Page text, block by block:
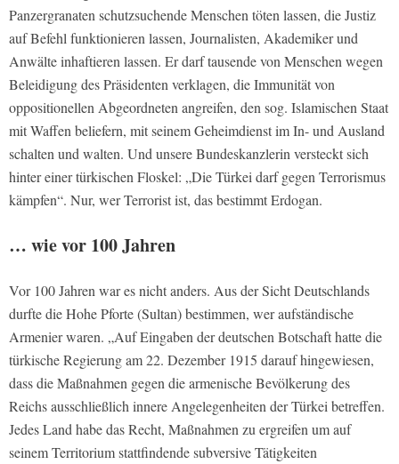
Panzergranaten schutzsuchende Menschen töten lassen, die Justiz
auf Befehl funktionieren lassen, Journalisten, Akademiker und
Anwälte inhaftieren lassen. Er darf tausende von Menschen wegen
Beleidigung des Präsidenten verklagen, die Immunität von
oppositionellen Abgeordneten angreifen, den sog. Islamischen Staat
mit Waffen beliefern, mit seinem Geheimdienst im In- und Ausland
schalten und walten. Und unsere Bundeskanzlerin versteckt sich
hinter einer türkischen Floskel: „Die Türkei darf gegen Terrorismus
kämpfen“. Nur, wer Terrorist ist, das bestimmt Erdogan.
… wie vor 100 Jahren
Vor 100 Jahren war es nicht anders. Aus der Sicht Deutschlands
durfte die Hohe Pforte (Sultan) bestimmen, wer aufständische
Armenier waren. „Auf Eingaben der deutschen Botschaft hatte die
türkische Regierung am 22. Dezember 1915 darauf hingewiesen,
dass die Maßnahmen gegen die armenische Bevölkerung des
Reichs ausschließlich innere Angelegenheiten der Türkei betreffen.
Jedes Land habe das Recht, Maßnahmen zu ergreifen um auf
seinem Territorium stattfindende subversive Tätigkeiten